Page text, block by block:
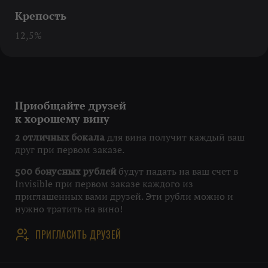
Крепость
12,5%
Приобщайте друзей
к хорошему вину
2 отличных бокала для вина получит каждый ваш
друг при первом заказе.
500 бонусных рублей будут падать на ваш счет в
Invisible при первом заказе каждого из
приглашенных вами друзей. Эти рубли можно и
нужно тратить на вино!
ПРИГЛАСИТЬ ДРУЗЕЙ